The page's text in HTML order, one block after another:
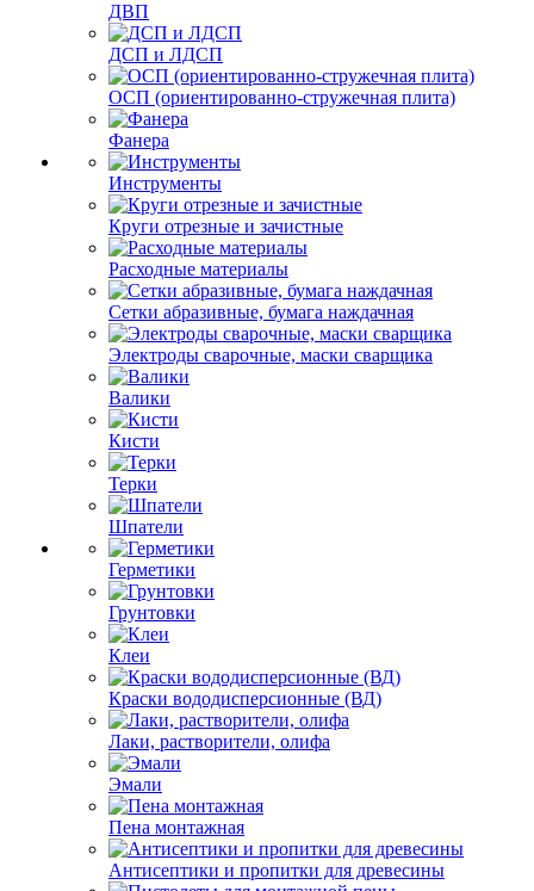
ДВП
ДСП и ЛДСП
ОСП (ориентированно-стружечная плита)
Фанера
Инструменты
Круги отрезные и зачистные
Расходные материалы
Сетки абразивные, бумага наждачная
Электроды сварочные, маски сварщика
Валики
Кисти
Терки
Шпатели
Герметики
Грунтовки
Клеи
Краски вододисперсионные (ВД)
Лаки, растворители, олифа
Эмали
Пена монтажная
Антисептики и пропитки для древесины